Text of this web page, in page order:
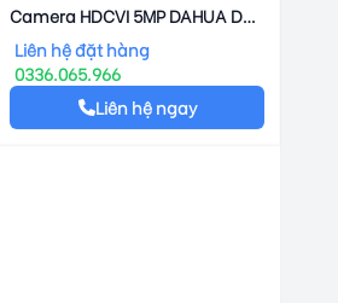
Camera HDCVI 5MP DAHUA DH-
HAC-HFW1500DP-S2
Liên hệ đặt hàng
0336.065.966
Liên hệ ngay